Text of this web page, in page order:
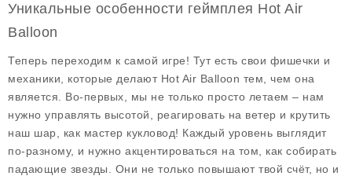
Уникальные особенности геймплея Hot Air
Balloon
Теперь переходим к самой игре! Тут есть свои фишечки и
механики, которые делают Hot Air Balloon тем, чем она
является. Во-первых, мы не только просто летаем – нам
нужно управлять высотой, реагировать на ветер и крутить
наш шар, как мастер кукловод! Каждый уровень выглядит
по-разному, и нужно акцентироваться на том, как собирать
падающие звезды. Они не только повышают твой счёт, но и